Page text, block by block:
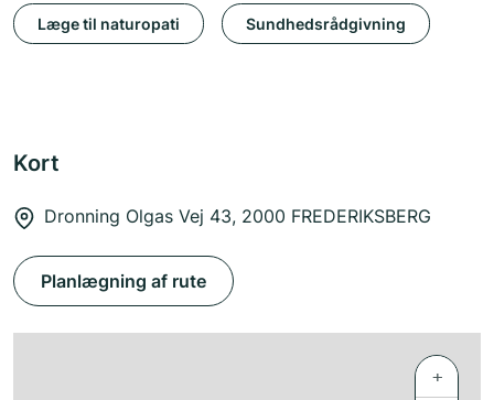
Læge til naturopati Sundhedsrådgivning
Kort
Dronning Olgas Vej 43, 2000 FREDERIKSBERG
Planlægning af rute
+